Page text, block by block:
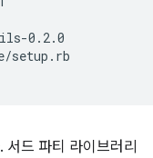
0.2.0
setup.rb
드 파티 라이브러리